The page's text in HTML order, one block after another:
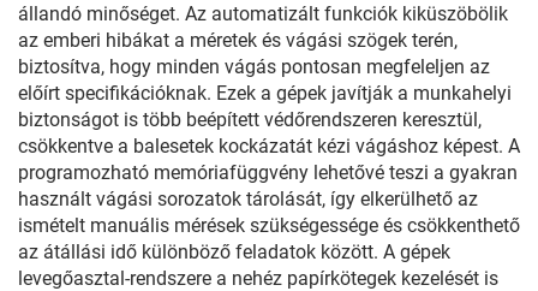
állandó minőséget. Az automatizált funkciók kiküszöbölik
az emberi hibákat a méretek és vágási szögek terén,
biztosítva, hogy minden vágás pontosan megfeleljen az
előírt specifikációknak. Ezek a gépek javítják a munkahelyi
biztonságot is több beépített védőrendszeren keresztül,
csökkentve a balesetek kockázatát kézi vágáshoz képest. A
programozható memóriafüggvény lehetővé teszi a gyakran
használt vágási sorozatok tárolását, így elkerülhető az
ismételt manuális mérések szükségessége és csökkenthető
az átállási idő különböző feladatok között. A gépek
levegőasztal-rendszere a nehéz papírkötegek kezelését is